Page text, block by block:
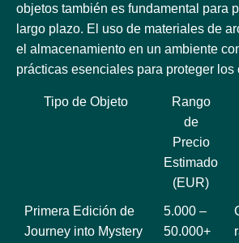
objetos también es fundamental para
largo plazo. El uso de materiales de
el almacenamiento en un ambiente
prácticas esenciales para proteger los
Tipo de Objeto
Rango
de
Precio
Estimado
(EUR)
Primera Edición de
Journey into Mystery
5.000 –
50.000+